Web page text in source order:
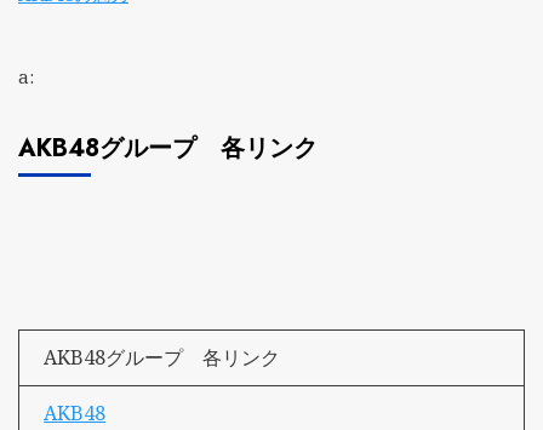
a:
AKB48グループ 各リンク
AKB48グループ 各リンク
AKB48